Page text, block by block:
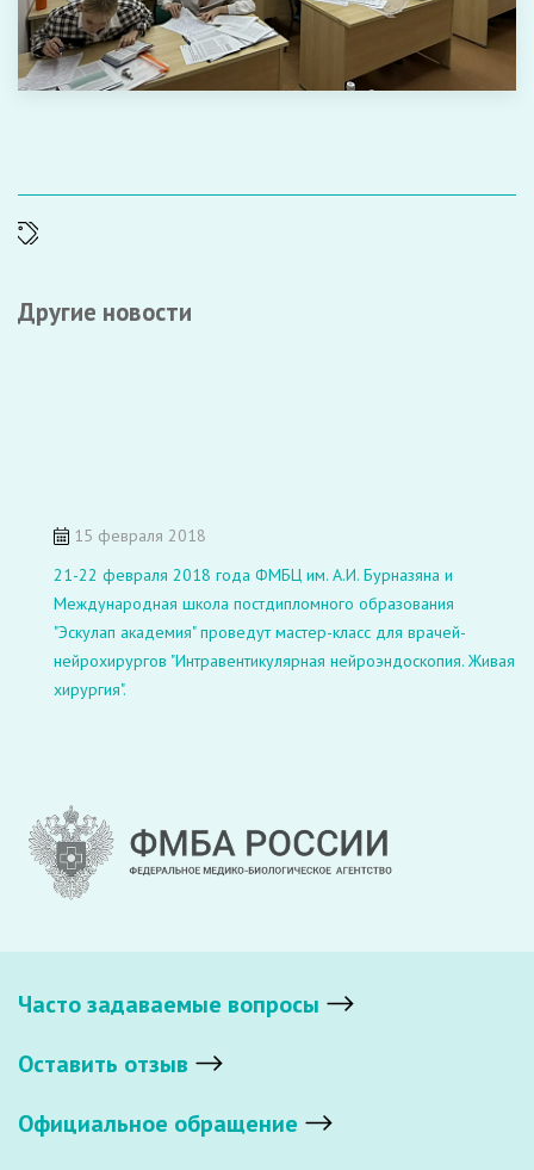
Другие новости
15 февраля 2018
21-22 февраля 2018 года ФМБЦ им. А.И. Бурназяна и
Международная школа постдипломного образования
"Эскулап академия" проведут мастер-класс для врачей-
нейрохирургов "Интравентикулярная нейроэндоскопия. Живая
хирургия".
Часто задаваемые вопросы
Оставить отзыв
Официальное обращение